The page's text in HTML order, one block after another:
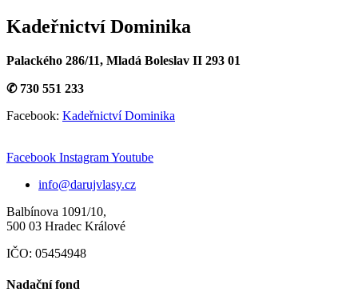
Kadeřnictví Dominika
Palackého 286/11, Mladá Boleslav II 293 01
✆ 730 551 233
Facebook: Kadeřnictví Dominika
Facebook InstagramYoutube
info@darujvlasy.cz
Balbínova 1091/10,
500 03 Hradec Králové
IČO: 05454948
Nadační fond